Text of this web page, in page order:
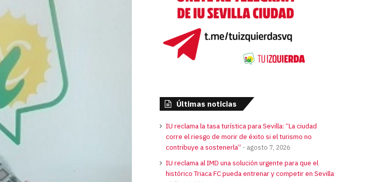
Últimas noticias
IU reclama la tasa turística para Sevilla: “La ciudad
corre el riesgo de morir de éxito si el turismo no
contribuye a sostenerla”
agosto 7, 2026
IU reclama al IMD una solución urgente para que el
histórico Triaca FC pueda entrenar y competir en Sevilla